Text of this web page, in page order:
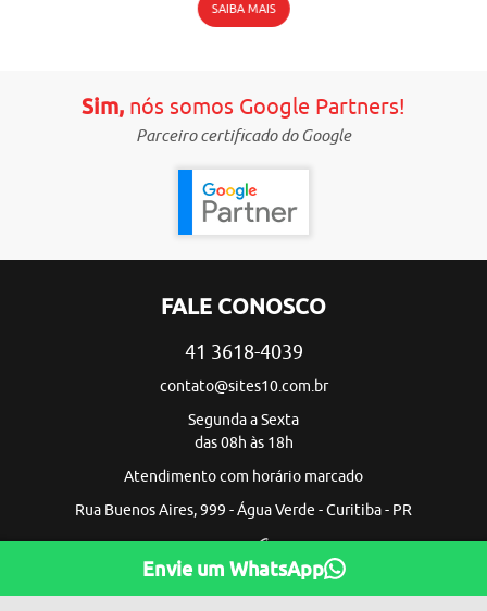
SAIBA MAIS
Sim,nós somos Google Partners!
Parceiro certificado do Google
FALE CONOSCO
41 3618-4039
contato@sites10.com.br
Segunda a Sexta
das 08h às 18h
Atendimento com horário marcado
Rua Buenos Aires, 999 - Água Verde - Curitiba - PR
Envie um WhatsApp